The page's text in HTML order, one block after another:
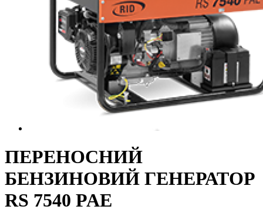
ПЕРЕНОСНИЙ
БЕНЗИНОВИЙ ГЕНЕРАТОР
RS 7540 PAE